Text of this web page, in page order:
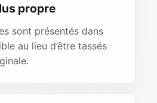
propre
sont présentés dans
au lieu d’être tassés